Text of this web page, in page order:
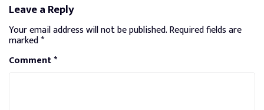
Leave a Reply
Your email address will not be published.Required fields are
marked*
Comment*